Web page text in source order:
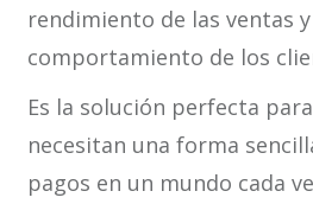
rendimiento de las ventas
comportamiento de los
Es la solución perfecta
necesitan una forma
pagos en un mundo cada